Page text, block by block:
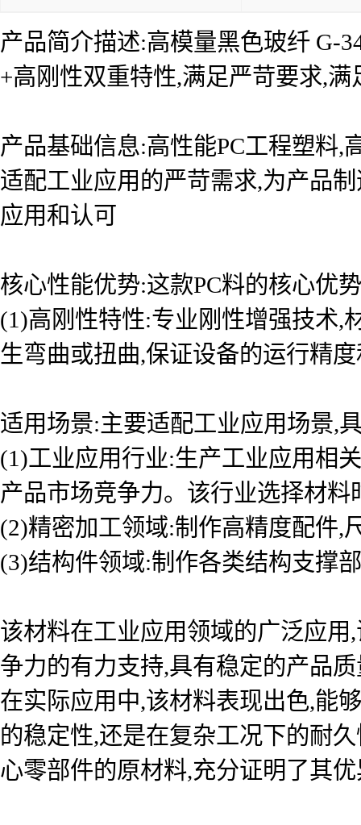
产品简介描述:高模量黑色玻纤 G-
+高刚性双重特性,满足严苛要求,
产品基础信息:高性能PC工程塑料,
适配工业应用的严苛需求,为产品
应用和认可
核心性能优势:这款PC料的核心优
(1)高刚性特性:专业刚性增强技术,
生弯曲或扭曲,保证设备的运行精
适用场景:主要适配工业应用场景,
(1)工业应用行业:生产工业应用相
产品市场竞争力。该行业选择材
(2)精密加工领域:制作高精度配件,
(3)结构件领域:制作各类结构支撑
该材料在工业应用领域的广泛应
争力的有力支持,具有稳定的产品
在实际应用中,该材料表现出色,能
的稳定性,还是在复杂工况下的耐
心零部件的原材料,充分证明了其